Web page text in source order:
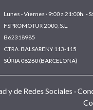
Lunes - Viernes · 9:00 a 21:00h. -
FSPROMOTUR 2000, S.L.
B62318985
CTRA. BALSARENY 113-115
SÚRIA 08260 (BARCELONA)
y de Redes Sociales